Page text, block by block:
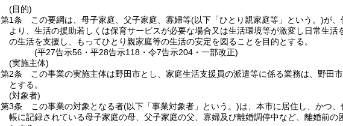
(目的)
第1条
この要綱は、母子家庭、父子家庭、寡婦等(以下「ひとり親家庭等」という。)が、
より、生活の援助若しくは保育サービスが必要な場合又は生活環境等が激変し日常生
の生活を支援し、もってひとり親家庭等の生活の安定を図ることを目的とする。
(平27告示56・平28告示118・令7告示204・一部改正)
(実施主体)
第2条
この事業の実施主体は野田市とし、家庭生活支援員の派遣等に係る業務は、野田
とする。
(対象者)
第3条
この事業の対象となる者(以下「事業対象者」という。)は、本市に居住し、かつ
帳に記録されている母子家庭の母、父子家庭の父、寡婦及び離婚調停中など、離婚前の